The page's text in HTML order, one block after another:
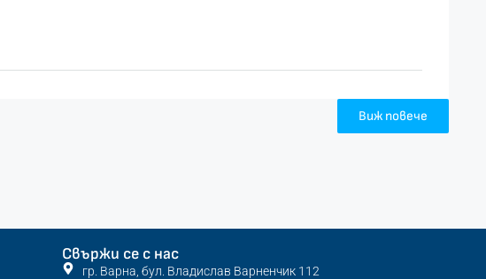
Виж повече
Свържи се с нас
гр. Варна, бул. Владислав Варненчик 112